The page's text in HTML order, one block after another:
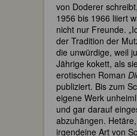
von Doderer
1956 bis 1966 liiert
nicht nur Freunde.
der Tradition der
die unwürdige, weil
Jährige kokett, als
erotischen Roman
publiziert. Bis zum
eigene Werk
und gar darauf
abzuhängen.
irgendeine Art von